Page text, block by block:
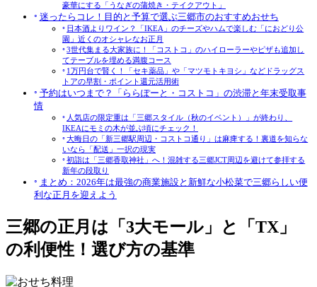
豪華にする「うなぎの蒲焼き・テイクアウト」
迷ったらコレ！目的と予算で選ぶ三郷市のおすすめおせち
日本酒よりワイン？「IKEA」のチーズやハムで楽しむ「におどり公
園」近くのオシャレなお正月
3世代集まる大家族に！「コストコ」のハイローラーやピザも追加し
てテーブルを埋める満腹コース
1万円台で賢く！「セキ薬品」や「マツモトキヨシ」などドラッグス
トアの早割・ポイント還元活用術
予約はいつまで？「ららぽーと・コストコ」の渋滞と年末受取事
情
人気店の限定重は「三郷スタイル（秋のイベント）」が終わり、
IKEAにモミの木が並ぶ頃にチェック！
大晦日の「新三郷駅周辺・コストコ通り」は麻痺する！裏道を知らな
いなら「配送」一択の現実
初詣は「三郷香取神社」へ！混雑する三郷JCT周辺を避けて参拝する
新年の段取り
まとめ：2026年は最強の商業施設と新鮮な小松菜で三郷らしい便
利な正月を迎えよう
三郷の正月は「3大モール」と「TX」
の利便性！選び方の基準